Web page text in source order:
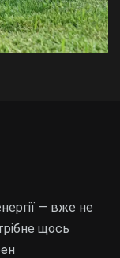
— вже не
щось